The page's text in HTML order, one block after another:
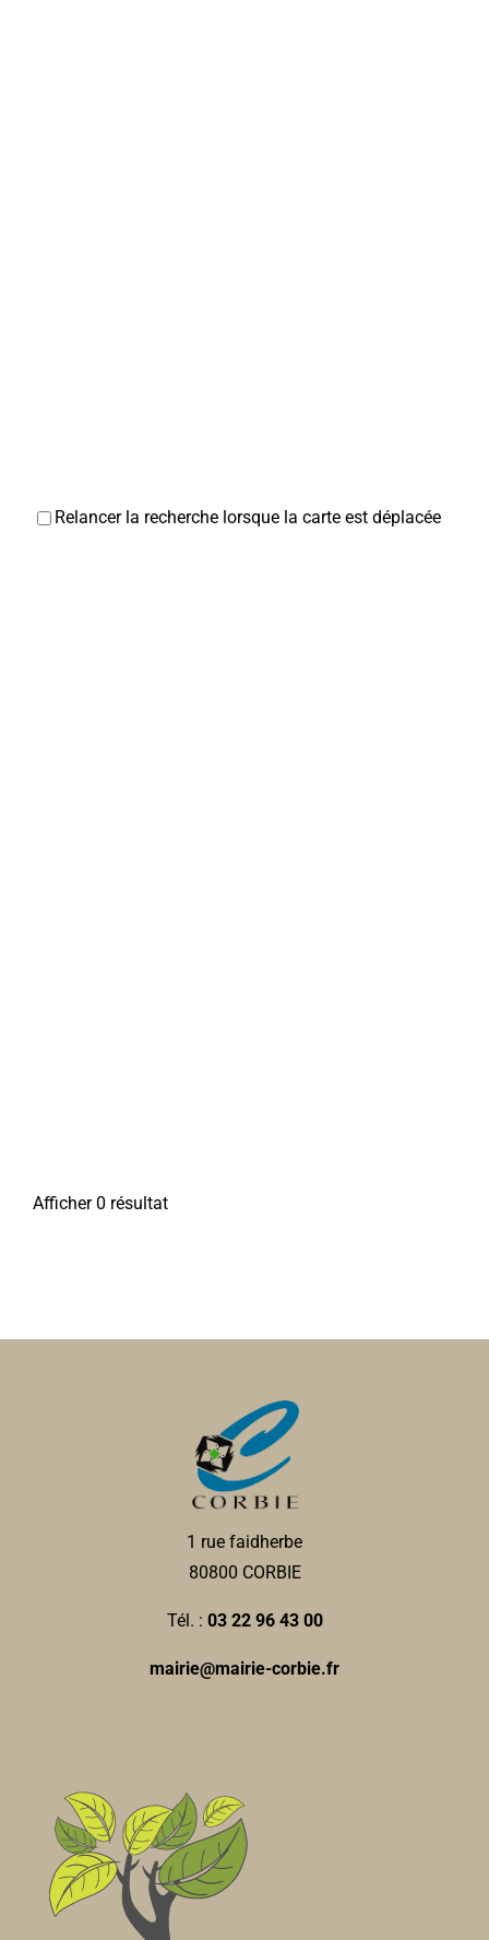
Relancer la recherche lorsque la carte est déplacée
Afficher 0 résultat
1 rue faidherbe
80800 CORBIE
Tél. : 03 22 96 43 00
mairie@mairie-corbie.fr